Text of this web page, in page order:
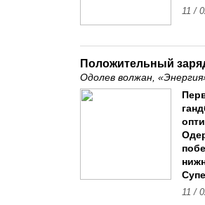
11 /
Положительный
Одолев волжан,
11 /